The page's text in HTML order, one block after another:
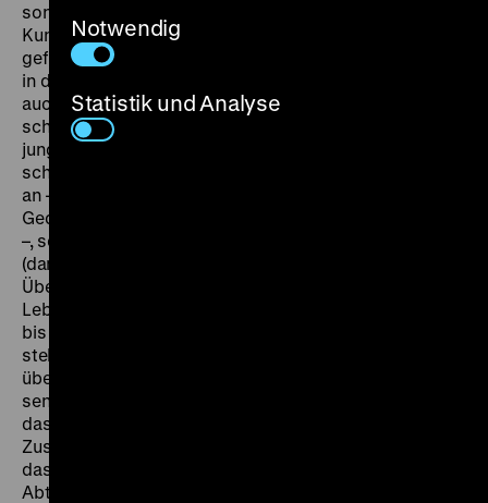
sondern in Horst Manfred Adloff einen wagemutigen
Kunstfreund als Finanzier der Low-Budget-Produktion
gefunden hatte. Gedreht wurde im Spätsommer 1965
in den Straßen, Häusern und Verkehrsmitteln Berlins,
auch in Schamonis eigener Wohnung. Der Film
schildert die zunächst unbeschwerte „wilde Ehe“ eines
jungen Paares in West-Berlin. Als die Frau ungewollt
schwanger wird, vertraut sie sich nicht ihrem Freund
an – der sich schon einmal wenig erfreut vom
Gedanken an eine frühe Familiengrün­dung gezeigt hat
–, sondern versucht auf eigene Faust, einen Arzt für die
(damals noch strikt verbotene) Abtreibung zu finden.
Über seinen Charakter als spannendes Dokument vom
Leben in der Mauerstadt hinaus beeindruckt der Film
bis heute durch seine wirklichkeitsnahe, frische,
stellenweise virtuos verspielte Machart, die
überzeugend agierenden Darsteller und die ebenso
sensible wie erfreulich unaufdringliche Weise, mit der
das Problem der Abtreibung behan­delt wird, ohne dem
Zuschauer ein Urteil aufzunötigen: Schamoni gelang
das Kunststück, sich weder für noch gegen
Abtreibung auszusprechen. Es erhielt fünf
Notwendig
Statistik und Analyse